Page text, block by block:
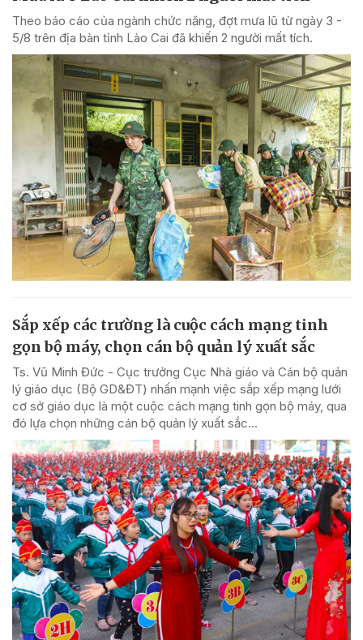
Theo báo cáo của ngành chức năng, đợt mưa lũ từ ngày 3 -
5/8 trên địa bàn tỉnh Lào Cai đã khiến 2 người mất tích.
Sắp xếp các trường là cuộc cách mạng tinh
gọn bộ máy, chọn cán bộ quản lý xuất sắc
Ts. Vũ Minh Đức - Cục trưởng Cục Nhà giáo và Cán bộ quản
lý giáo dục (Bộ GD&ĐT) nhấn mạnh việc sắp xếp mạng lưới
cơ sở giáo dục là một cuộc cách mạng tinh gọn bộ máy, qua
đó lựa chọn những cán bộ quản lý xuất sắc...